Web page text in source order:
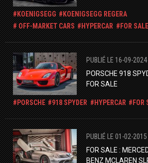
KOENIGSEGG
KOENIGSEGG REGERA
OFF-MARKET CARS
HYPERCAR FOR SALE
PUBLIÉ LE 16-09-2024
PORSCHE 918
FOR SALE
PORSCHE 918 SPYDER HYPERCAR FOR
PUBLIÉ LE 01-02-2015
FOR SALE :
BENZ MCLAREN